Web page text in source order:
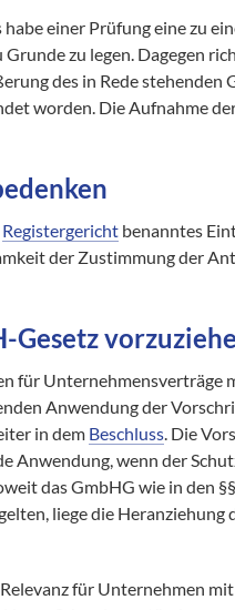
habe einer Prüfung eine zu
zu legen. Dagegen
des in Rede
worden. Die Aufnahme
Registergericht benanntes
der Zustimmung der
Gesetz
für Unternehmensverträge
Anwendung der
in dem Beschluss. Die
Anwendung, wenn der
das GmbHG wie in den
liege die Heranziehung
für Unternehmen